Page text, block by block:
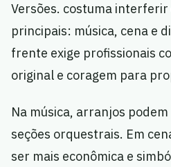
Versões. costuma
principais: música, cena e
frente exige profissionais
original e coragem para
Na música, arranjos
seções orquestrais. Em
ser mais econômica e